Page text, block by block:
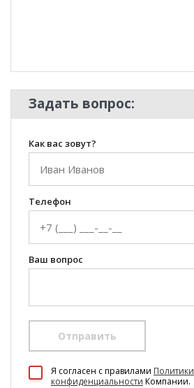
Задать вопрос:
Как вас зовут?
Телефон
Ваш вопрос
Отправить
Я согласен c правилами Политики
конфиденциальности Компании.